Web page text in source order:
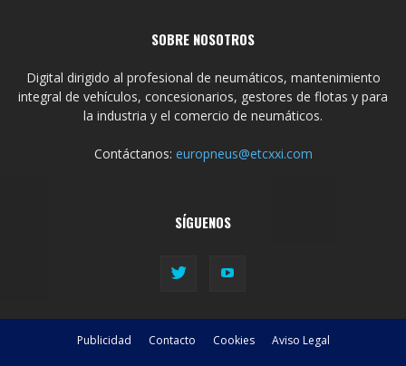
SOBRE NOSOTROS
Digital dirigido al profesional de neumáticos, mantenimiento
integral de vehículos, concesionarios, gestores de flotas y para
la industria y el comercio de neumáticos.
Contáctanos: europneus@etcxxi.com
SÍGUENOS
Publicidad Contacto Cookies Aviso Legal